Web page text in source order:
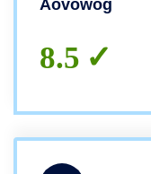
Aovowog
8.5